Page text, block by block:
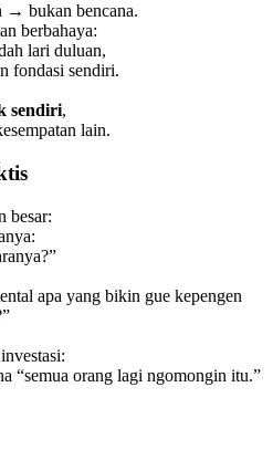
→ bukan bencana.
berbahaya:
lari duluan,
fondasi sendiri.
sendiri,
lain.
besar:
apa yang bikin gue kepengen
“semua orang lagi ngomongin itu.”